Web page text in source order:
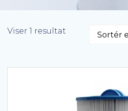
Viser 1 resultat